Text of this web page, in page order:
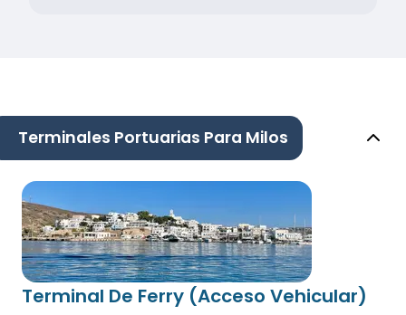
Terminales Portuarias Para Milos
Terminal De Ferry (Acceso Vehicular)